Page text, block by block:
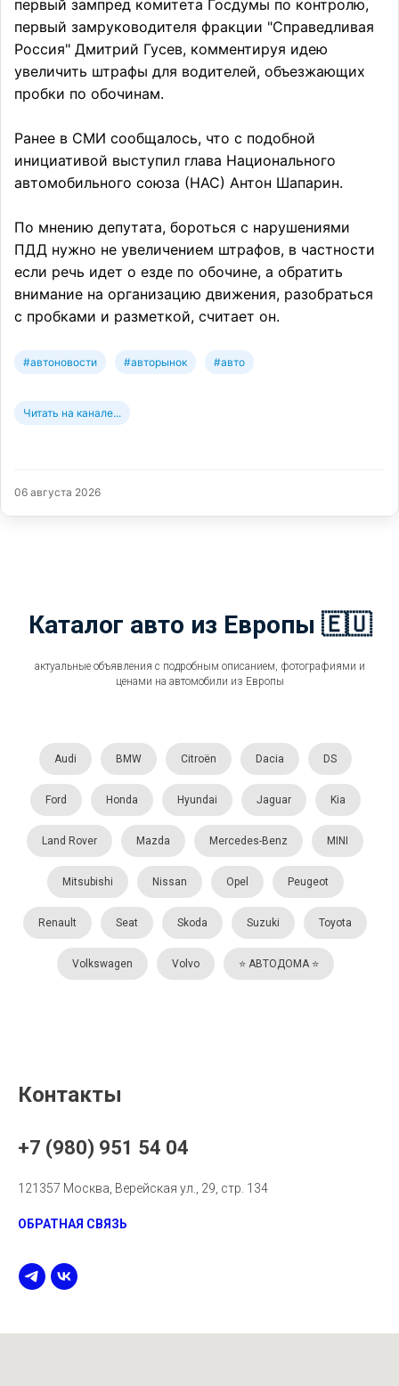
первый зампред комитета Госдумы по контролю,
первый замруководителя фракции "Справедливая
Россия" Дмитрий Гусев, комментируя идею
увеличить штрафы для водителей, объезжающих
пробки по обочинам.
Ранее в СМИ сообщалось, что с подобной
инициативой выступил глава Национального
автомобильного союза (НАС) Антон Шапарин.
По мнению депутата, бороться с нарушениями
ПДД нужно не увеличением штрафов, в частности
если речь идет о езде по обочине, а обратить
внимание на организацию движения, разобраться
с пробками и разметкой, считает он.
#автоновости #авторынок #авто
Читать на канале...
06 августа 2026
Каталог авто из Европы 🇪🇺
актуальные объявления с подробным описанием, фотографиями и
ценами на автомобили из Европы
Audi BMW Citroën Dacia DS
Ford Honda Hyundai Jaguar Kia
Land Rover Mazda Mercedes-Benz MINI
Mitsubishi Nissan Opel Peugeot
Renault Seat Skoda Suzuki Toyota
Volkswagen Volvo ⭐️ АВТОДОМА ⭐️
Контакты
+7 (980) 951 54 04
121357 Москва, Верейская ул., 29, стр. 134
ОБРАТНАЯ СВЯЗЬ